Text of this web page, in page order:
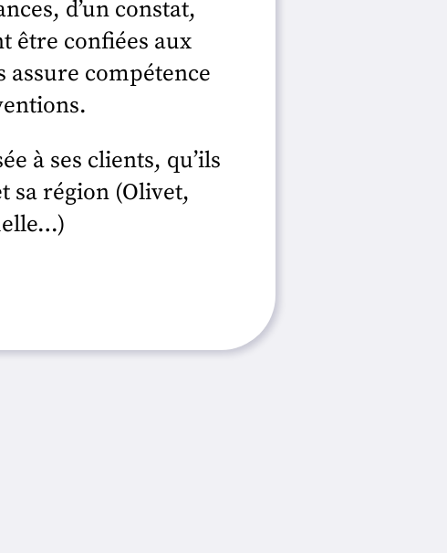
d’un constat,
être confiées aux
assure compétence
à ses clients, qu’ils
sa région (Olivet,